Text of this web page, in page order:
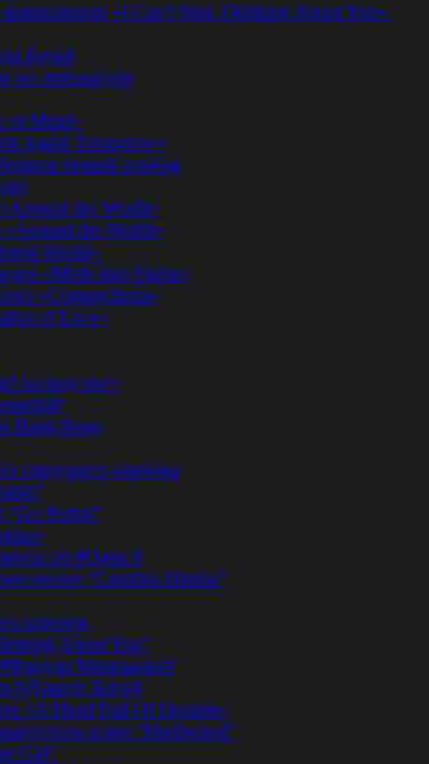
«I Can’t Stop Thinking About You».
Боуи#
по литературе
of Mind»
Again Tomorrow»
новый альбом
the World»
the World»
World»
«Moth Into Flame»
«Comancheria»
of Love»
из-под ног»
Bang Bang
грядущего альбома
“Go Robot”
об #Oasis #
песни “Carolina Drama”
клипом
About You”
#Фредди Меркьюри#
#Дэвиду Боуи#
«A Head Full Of Dreams»
клип “Hardwired”
Girl”